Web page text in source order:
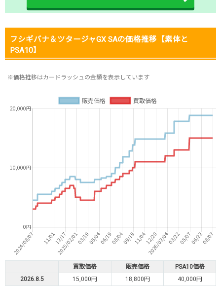
フシギバナ＆ツタージャGX SAの価格推移【素体と
PSA10】
※価格推移はカードラッシュの金額を表示しています
買取価格 販売価格
PSA10価格
2026.8.5
15,000円 18,800円
40,000円